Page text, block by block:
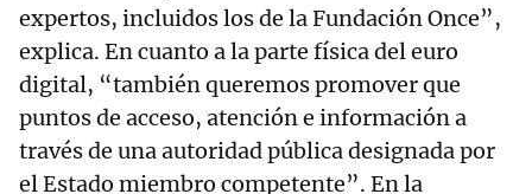
expertos, incluidos los de la Fundación Once”,
explica. En cuanto a la parte física del euro
digital, “también queremos promover que
puntos de acceso, atención e información a
través de una autoridad pública designada por
el Estado miembro competente”. En la